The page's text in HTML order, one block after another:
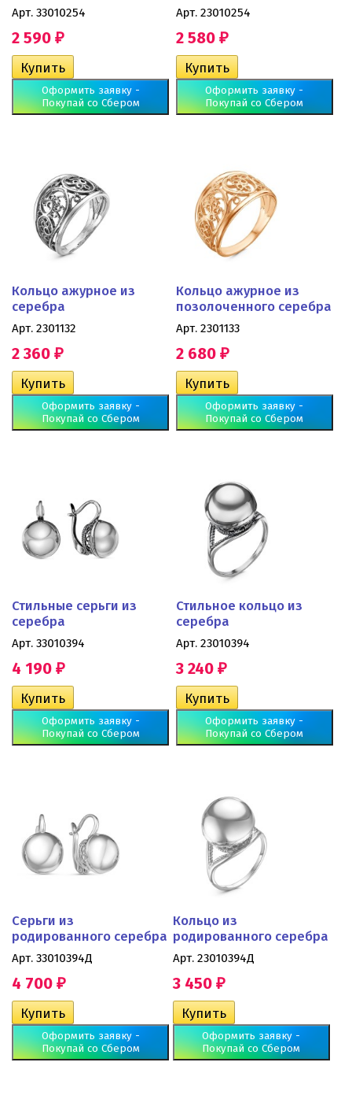
Арт. 33010254
2 590 ₽
Оформить заявку -
Покупай со Сбером
Арт. 23010254
2 580 ₽
Оформить заявку -
Покупай со Сбером
Кольцо ажурное из
серебра
Арт. 2301132
2 360 ₽
Оформить заявку -
Покупай со Сбером
Кольцо ажурное из
позолоченного серебра
Арт. 2301133
2 680 ₽
Оформить заявку -
Покупай со Сбером
Стильные серьги из
серебра
Арт. 33010394
4 190 ₽
Оформить заявку -
Покупай со Сбером
Стильное кольцо из
серебра
Арт. 23010394
3 240 ₽
Оформить заявку -
Покупай со Сбером
Серьги из
родированного серебра
Арт. 33010394Д
4 700 ₽
Оформить заявку -
Покупай со Сбером
Кольцо из
родированного серебра
Арт. 23010394Д
3 450 ₽
Оформить заявку -
Покупай со Сбером